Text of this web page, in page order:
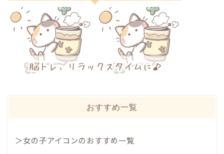
おすすめ一覧
＞女の子アイコンのおすすめ一覧